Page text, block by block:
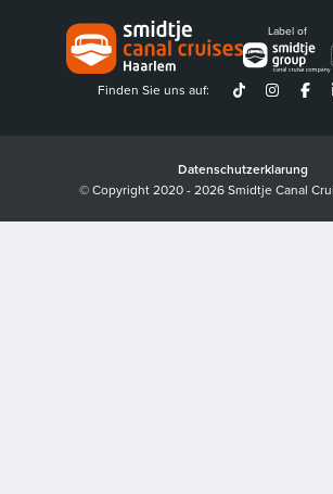
Label of
Finden Sie uns auf:
Datenschutzerklarung
© Copyright 2020 - 2026 Smidtje Canal